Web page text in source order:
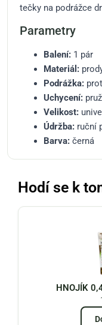
tečky na podrážce
Parametry
Balení: 1 pár
Materiál:
Podrážka:
Uchycení:
Velikost:
Údržba: ruční
Barva: černá
Hodí se k
HNOJÍK